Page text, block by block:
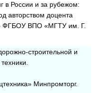
в России и за рубежом:
авторством доцента
ФГБОУ ВПО «МГТУ им. Г.
строительной и
Минпромторг.